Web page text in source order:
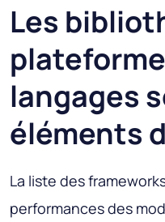
Les
langages
éléments
La liste des
performances des